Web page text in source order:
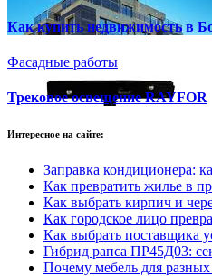
Как купить недвижимость в
Фасадные работы
Трековое освещение RAYFOR
Интересное на сайте:
Заправка кондиционера:
Как превратить жилье в
Как выбрать кирпич и
Как городское лицо
Как выбрать поставщика
Гибрид рапса ПР45Д03:
Почему мебель для